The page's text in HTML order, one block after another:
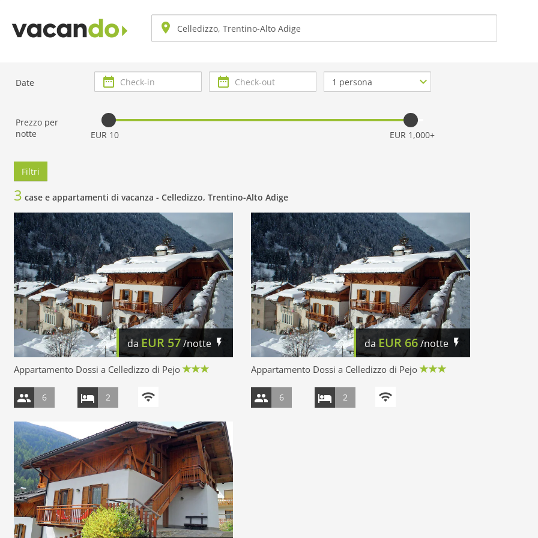
Date
Check-
in
Check-
out
Numero
di
Prezzo per
notte
EUR 10 EUR 1,000+
Filtri
3 case e appartamenti di vacanza - Celledizzo, Trentino-Alto Adige
da EUR 57/notte
Appartamento Dossi a Celledizzo di Pejo
6 2
da EUR 66/notte
Appartamento Dossi a Celledizzo di Pejo
6 2